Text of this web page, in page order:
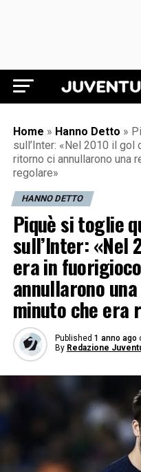
Home » Hanno Detto »
sull’Inter: «Nel 2010 il
ritorno ci annullarono una
regolare»
HANNO DETTO
Piquè si toglie
sull’Inter: «Nel
era in
annullarono
minuto che era
Published 1 anno ago
By Redazione